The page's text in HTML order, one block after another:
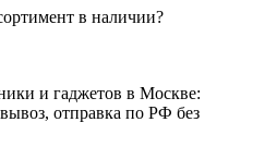
в наличии?
и гаджетов в Москве:
отправка по РФ без